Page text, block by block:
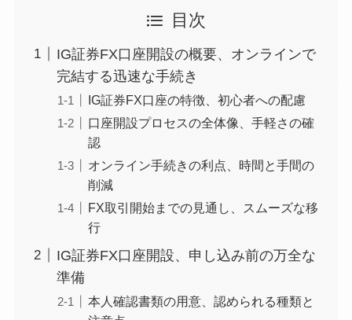
目次
IG証券FX口座開設の概要、オンラインで
完結する迅速な手続き
IG証券FX口座の特徴、初心者への配慮
口座開設プロセスの全体像、手軽さの確
認
オンライン手続きの利点、時間と手間の
削減
FX取引開始までの見通し、スムーズな移
行
IG証券FX口座開設、申し込み前の万全な
準備
本人確認書類の用意、認められる種類と